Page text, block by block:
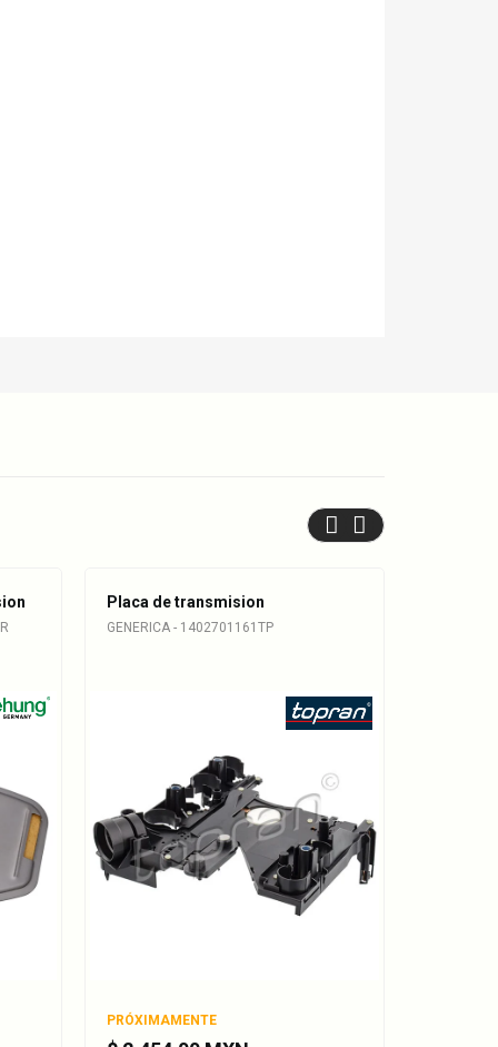
Placa de transmision
GENERICA - 1402701161TP
PRÓXIMAMENTE